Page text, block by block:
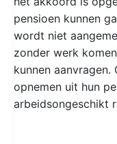
pensioen kunnen
wordt niet
zonder werk
kunnen
opnemen uit hun
arbeidsongeschikt